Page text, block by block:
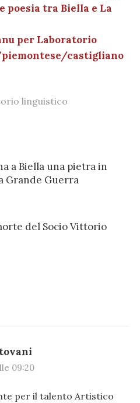
poesia tra Biella e La
per Laboratorio
castigliano
linguistico
a Biella una pietra in
Grande Guerra
del Socio Vittorio
09:20
per il talento Artistico